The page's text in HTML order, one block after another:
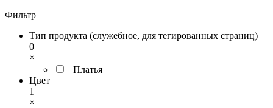
Фильтр
Тип продукта (служебное, для тегированных страниц)
0
×
Платья
Цвет
1
×